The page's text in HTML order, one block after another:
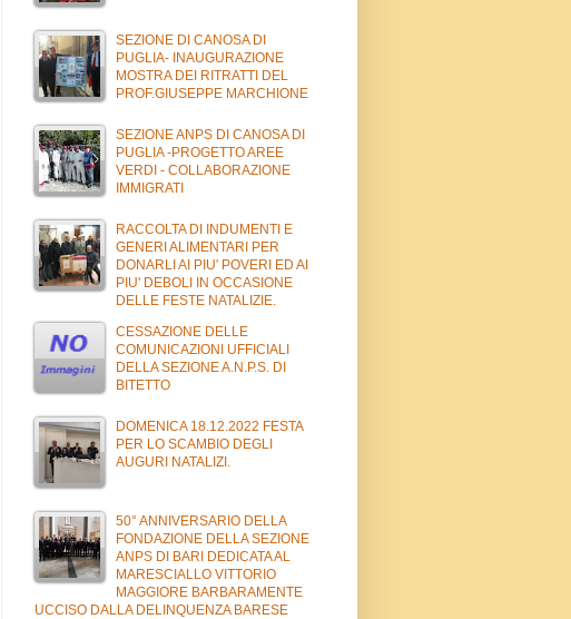
SEZIONE DI CANOSA DI
PUGLIA- INAUGURAZIONE
MOSTRA DEI RITRATTI DEL
PROF.GIUSEPPE MARCHIONE
SEZIONE ANPS DI CANOSA DI
PUGLIA -PROGETTO AREE
VERDI - COLLABORAZIONE
IMMIGRATI
RACCOLTA DI INDUMENTI E
GENERI ALIMENTARI PER
DONARLI AI PIU' POVERI ED AI
PIU' DEBOLI IN OCCASIONE
DELLE FESTE NATALIZIE.
CESSAZIONE DELLE
COMUNICAZIONI UFFICIALI
DELLA SEZIONE A.N.P.S. DI
BITETTO
DOMENICA 18.12.2022 FESTA
PER LO SCAMBIO DEGLI
AUGURI NATALIZI.
50° ANNIVERSARIO DELLA
FONDAZIONE DELLA SEZIONE
ANPS DI BARI DEDICATA AL
MARESCIALLO VITTORIO
MAGGIORE BARBARAMENTE
UCCISO DALLA DELINQUENZA BARESE